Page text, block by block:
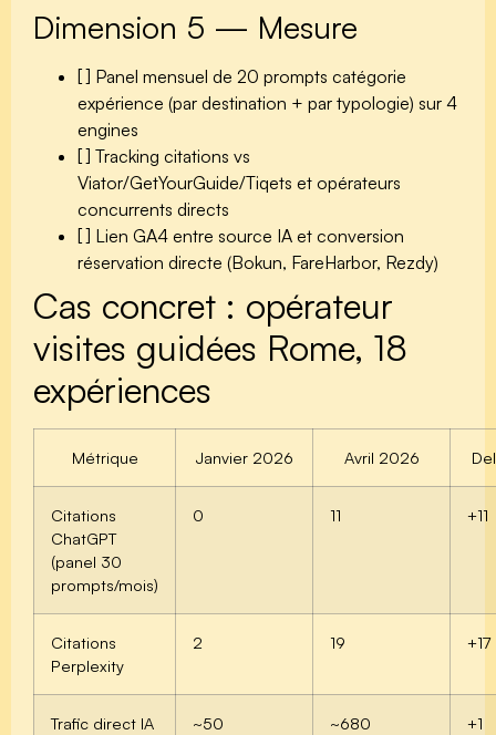
Dimension 5 — Mesure
[ ] Panel mensuel de 20 prompts catégorie
expérience (par destination + par typologie) sur 4
engines
[ ] Tracking citations vs
Viator/GetYourGuide/Tiqets et opérateurs
concurrents directs
[ ] Lien GA4 entre source IA et conversion
réservation directe (Bokun, FareHarbor, Rezdy)
Cas concret : opérateur
visites guidées Rome, 18
expériences
Métrique Janvier 2026 Avril 2026
Citations
ChatGPT
(panel 30
prompts/mois)
0 11 +11
Citations
Perplexity
2 19 +17
Trafic direct IA
~50
~680
+1